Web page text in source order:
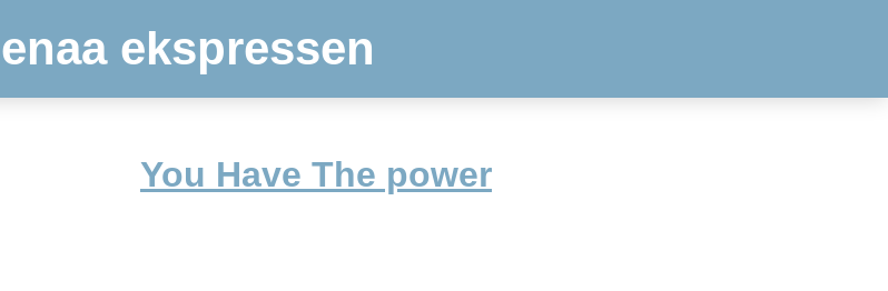
ekspressen
You Have The power